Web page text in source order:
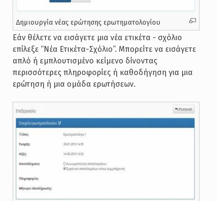
Δημιουργία νέας ερώτησης ερωτηματολογίου
Εάν θέλετε να εισάγετε μια νέα ετικέτα - σχόλιο
επίλεξε “Νέα Ετικέτα-Σχόλιο”. Μπορείτε να εισάγετε
απλό ή εμπλουτισμένο κείμενο δίνοντας
περισσότερες πληροφορίες ή καθοδήγηση για μια
ερώτηση ή μια ομάδα ερωτήσεων.